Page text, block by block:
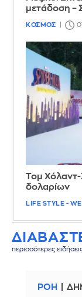
μετάδοση –
ΚΟΣΜΟΣ
Τομ Χόλαντ-
δολαρίων
LIFE STYLE -
περισσότερες
ΡΟΗ